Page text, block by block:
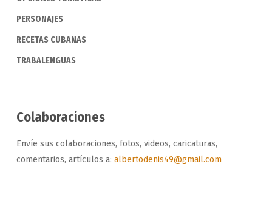
PERSONAJES
RECETAS CUBANAS
TRABALENGUAS
Colaboraciones
Envíe sus colaboraciones, fotos, videos, caricaturas,
comentarios, artículos a: albertodenis49@gmail.com